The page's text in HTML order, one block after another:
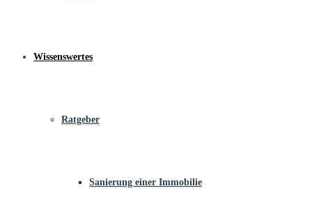
Wissenswertes
Ratgeber
Sanierung einer Immobilie